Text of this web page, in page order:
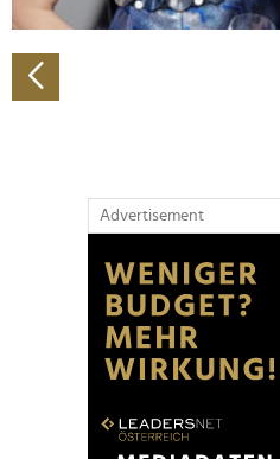
weiteren Daten zusammen,
gesammelt haben.
Advertisement